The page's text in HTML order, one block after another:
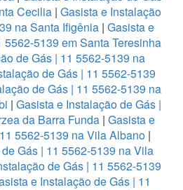
Cecilia| Gasista e Instalação
na Santa Ifigênia | Gasista e
5562-5139 em Santa Teresinha
de Gás | 11 5562-5139 na
de Gás | 11 5562-5139
de Gás | 11 5562-5139 na
| Gasista e Instalação de Gás |
da Barra Funda | Gasista e
5562-5139 na Vila Albano |
Gás | 11 5562-5139 na Vila
de Gás | 11 5562-5139
e Instalação de Gás | 11